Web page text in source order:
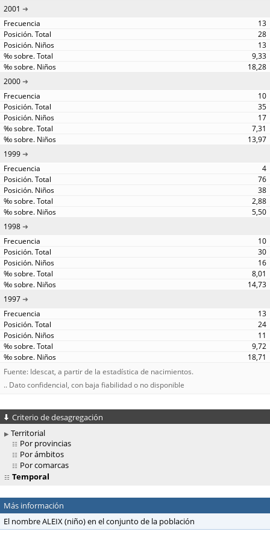
2001
13
28
13
9,33
18,28
2000
10
35
17
7,31
13,97
1999
4
76
38
2,88
5,50
1998
10
30
16
8,01
14,73
1997
13
24
11
9,72
18,71
Fuente: Idescat, a partir de la estadística de nacimientos.
.. Dato confidencial, con baja fiabilidad o no disponible
Criterio de desagregación
Territorial
Por provincias
Por ámbitos
Por comarcas
Temporal
Más información
El nombre ALEIX (niño) en el conjunto de la población